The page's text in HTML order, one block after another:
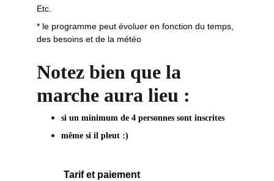
Etc.
* le programme peut évoluer en fonction du temps,
des besoins et de la météo
Tarif et paiement
Notez bien que la
marche aura lieu :
si un minimum de 4 personnes sont inscrites
même si il pleut :)